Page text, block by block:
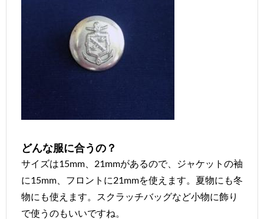
どんな服に合うの？
サイズは15mm、21mmがあるので、ジャケットの袖
に15mm、フロントに21mmを使えます。夏物にも冬
物にも使えます。スクラッチバッグなど小物に飾り
で使うのもいいですね。